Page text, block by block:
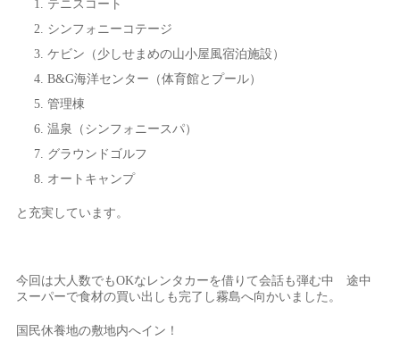
テニスコート
シンフォニーコテージ
ケビン（少しせまめの山小屋風宿泊施設）
B&G海洋センター（体育館とプール）
管理棟
温泉（シンフォニースパ）
グラウンドゴルフ
オートキャンプ
と充実しています。
今回は大人数でもOKなレンタカーを借りて会話も弾む中 途中
スーパーで食材の買い出しも完了し霧島へ向かいました。
国民休養地の敷地内へイン！